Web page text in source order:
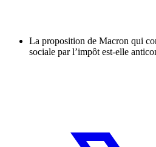
La proposition de Macron qui
sociale par l’impôt est-elle